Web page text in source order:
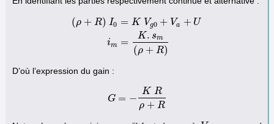
(ρ + R) I0
im
= K Vg0 + Va + U
=
K. sm
(ρ + R)
K Va+ Uim
D’où l’expression du gain :
G = −
K R
ρ + R
G=−K Rρ+R